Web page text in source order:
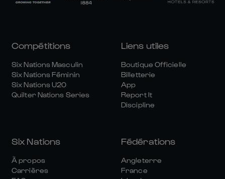
Compétitions
Six Nations Masculin
Six Nations Féminin
Six Nations U20
Quilter Nations Series
Liens utiles
Boutique Officielle
Billetterie
App
Report It
Discipline
Six Nations
À propos
Carrières
Fédérations
Angleterre
France